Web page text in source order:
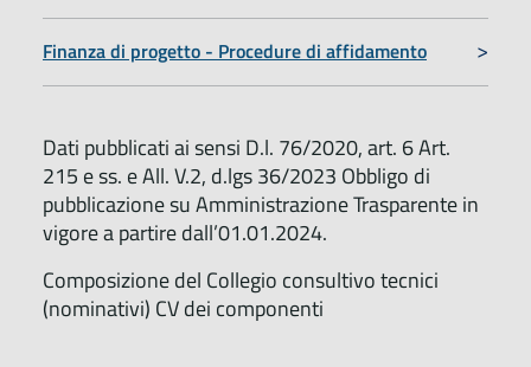
Finanza di progetto - Procedure di affidamento
Dati pubblicati ai sensi D.l. 76/2020, art. 6 Art.
215 e ss. e All. V.2, d.lgs 36/2023 Obbligo di
pubblicazione su Amministrazione Trasparente in
vigore a partire dall’01.01.2024.
Composizione del Collegio consultivo tecnici
(nominativi) CV dei componenti